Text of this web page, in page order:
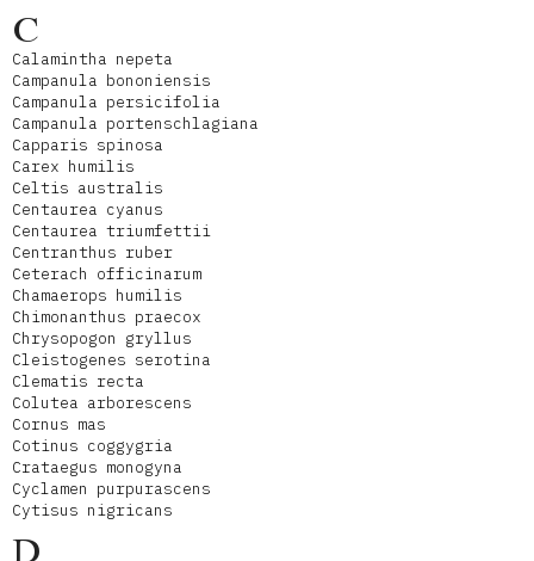
C
Calamintha nepeta
Campanula bononiensis
Campanula persicifolia
Campanula portenschlagiana
Capparis spinosa
Carex humilis
Celtis australis
Centaurea cyanus
Centaurea triumfettii
Centranthus ruber
Ceterach officinarum
Chamaerops humilis
Chimonanthus praecox
Chrysopogon gryllus
Cleistogenes serotina
Clematis recta
Colutea arborescens
Cornus mas
Cotinus coggygria
Crataegus monogyna
Cyclamen purpurascens
Cytisus nigricans
D